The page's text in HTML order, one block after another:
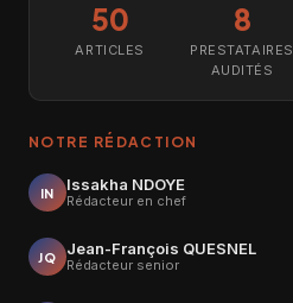
50
ARTICLES
8
PRESTATAIRES
AUDITÉS
NOTRE RÉDACTION
IN Issakha NDOYE
Rédacteur en chef
JQ Jean-François QUESNEL
Rédacteur senior